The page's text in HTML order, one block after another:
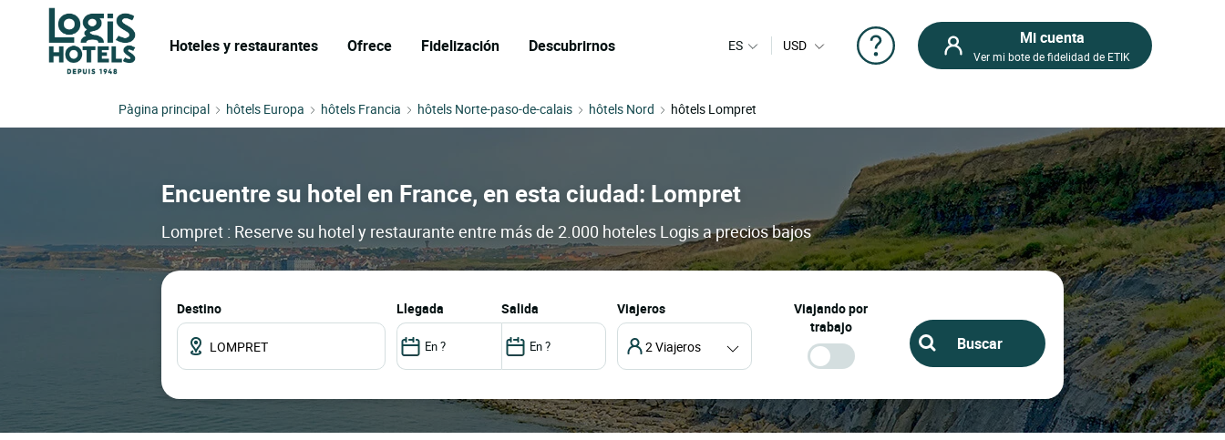
Hoteles y restaurantes Ofrece Fidelización Descubrirnos ES USD Mi cuenta
Ver mi bote de fidelidad de ETIK
Pàgina principal hôtels Europa hôtels Francia hôtels Norte-paso-de-calais hôtels Nord hôtels Lompret
Encuentre su hotel en France, en esta ciudad: Lompret
Lompret : Reserve su hotel y restaurante entre más de 2.000 hoteles Logis a precios bajos
Destino llegada salida Viajeros
2 Viajeros
Viajando por
trabajo